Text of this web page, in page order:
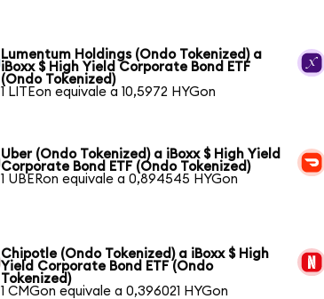
Lumentum Holdings (Ondo Tokenized) a
iBoxx $ High Yield Corporate Bond ETF
(Ondo Tokenized)
1 LITEon equivale a 10,5972 HYGon
Uber (Ondo Tokenized) a iBoxx $ High Yield
Corporate Bond ETF (Ondo Tokenized)
1 UBERon equivale a 0,894545 HYGon
Chipotle (Ondo Tokenized) a iBoxx $ High
Yield Corporate Bond ETF (Ondo
Tokenized)
1 CMGon equivale a 0,396021 HYGon